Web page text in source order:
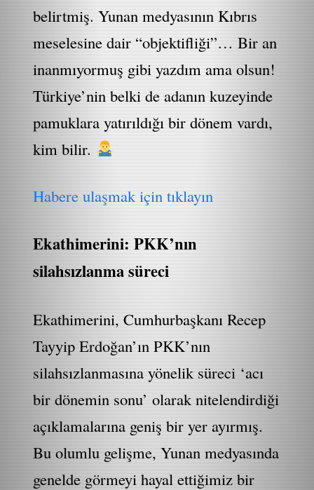
belirtmiş. Yunan medyasının Kıbrıs
meselesine dair “objektifliği”… Bir an
inanmıyormuş gibi yazdım ama olsun!
Türkiye’nin belki de adanın kuzeyinde
pamuklara yatırıldığı bir dönem vardı,
kim bilir.
Habere ulaşmak için tıklayın
Ekathimerini: PKK’nın
silahsızlanma süreci
Ekathimerini, Cumhurbaşkanı Recep
Tayyip Erdoğan’ın PKK’nın
silahsızlanmasına yönelik süreci ‘acı
bir dönemin sonu’ olarak nitelendirdiği
açıklamalarına geniş bir yer ayırmış.
Bu olumlu gelişme, Yunan medyasında
genelde görmeyi hayal ettiğimiz bir